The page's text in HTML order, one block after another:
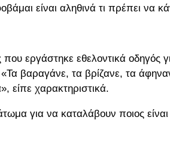
είναι αληθινά τι πρέπει να
εργάστηκε εθελοντικά οδηγός
βαραγάνε, τα βρίζανε, τα
είπε χαρακτηριστικά.
για να καταλάβουν ποιος